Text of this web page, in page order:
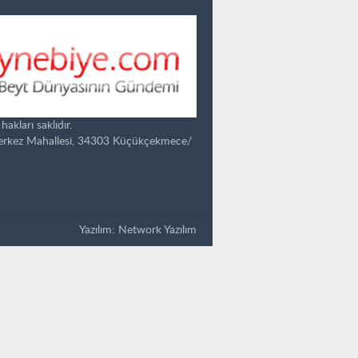
saklıdır.
Mahallesi, 34303 Küçükçekmece/
Yazılım: Network Yazılım